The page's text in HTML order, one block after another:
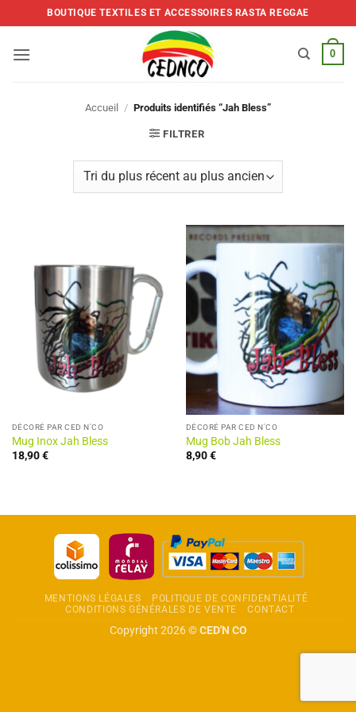
to
BOUTIQUE TEXTILES ET ACCESSOIRES RASTA REGGAE
0
Accueil / Produits identifiés “Jah Bless”
FILTRER
DÉCORÉ PAR CED N'CO
Mug Inox Jah Bless
18,90€
DÉCORÉ PAR CED N'CO
Mug Bob Jah Bless
8,90€
MENTIONS LÉGALES
POLITIQUE DE CONFIDENTIALITÉ
CONDITIONS GÉNÉRALES DE VENTE
CONTACT
Copyright 2026 ©CED'N CO